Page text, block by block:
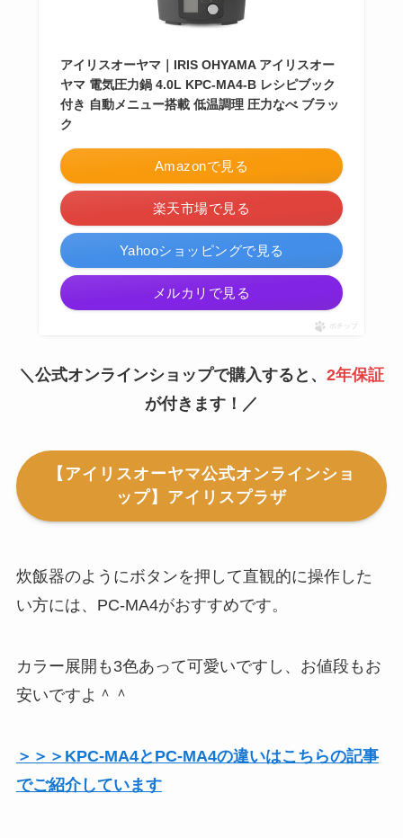
アイリスオーヤマ｜IRIS OHYAMA アイリスオー
ヤマ 電気圧力鍋 4.0L KPC-MA4-B レシピブック
付き 自動メニュー搭載 低温調理 圧力なべ ブラッ
ク
Amazonで見る
楽天市場で見る
Yahooショッピングで見る
メルカリで見る
ポチップ
＼公式オンラインショップで購入すると、 2年保証
が付きます！／
【アイリスオーヤマ公式オンラインショ
ップ】アイリスプラザ
炊飯器のようにボタンを押して直観的に操作した
い方には、PC-MA4がおすすめです。
カラー展開も3色あって可愛いですし、お値段もお
安いですよ＾＾
＞＞＞KPC-MA4とPC-MA4の違いはこちらの記事
でご紹介しています